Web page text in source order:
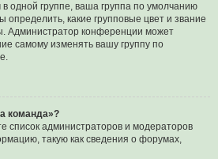
одной группе, ваша группа по умолчанию
определить, какие групповые цвет и звание
Администратор конференции может
самому изменять вашу группу по
команда»?
список администраторов и модераторов
такую как сведения о форумах,